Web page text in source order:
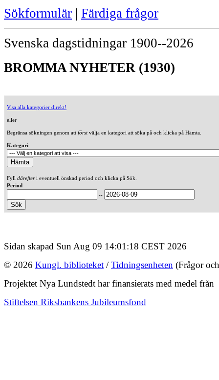
Sökformulär | Färdiga frågor
Svenska dagstidningar 1900--2026
BROMMA NYHETER (1930)
Visa alla kategorier direkt!
eller
Begränsa sökningen genom att förstvälja en kategori att söka på och klicka på Hämta.
Kategori
Fyll därefteri eventuell önskad period och klicka på Sök.
Period
--
Sidan skapad Sun Aug 09 14:01:18 CEST 2026
© 2026 Kungl. biblioteket /Tidningsenheten (Frågor
Projektet Nya Lundstedt har finansierats med medel från
Stiftelsen Riksbankens Jubileumsfond